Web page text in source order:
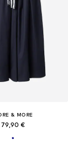
& MORE
79,90 €